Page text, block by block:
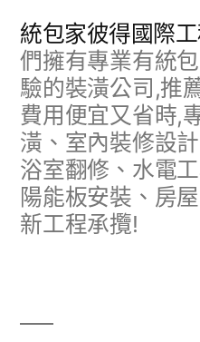
統包家彼得國際
們擁有專業有統
驗的裝潢公司,推
費用便宜又省時,
潢、室內裝修設
浴室翻修、水電
陽能板安裝、房
新工程承攬!